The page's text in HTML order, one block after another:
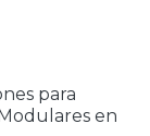
para
en